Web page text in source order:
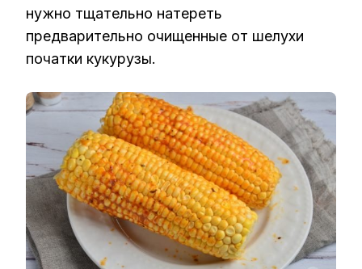
нужно тщательно натереть
предварительно очищенные от шелухи
початки кукурузы.